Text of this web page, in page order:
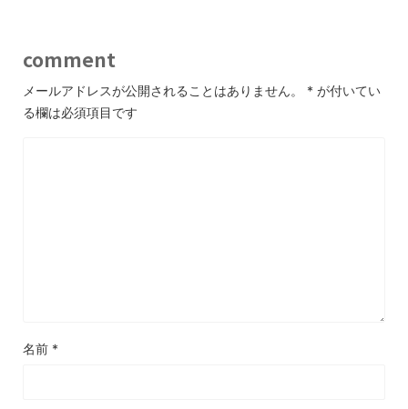
comment
メールアドレスが公開されることはありません。 * が付いてい
る欄は必須項目です
名前 *